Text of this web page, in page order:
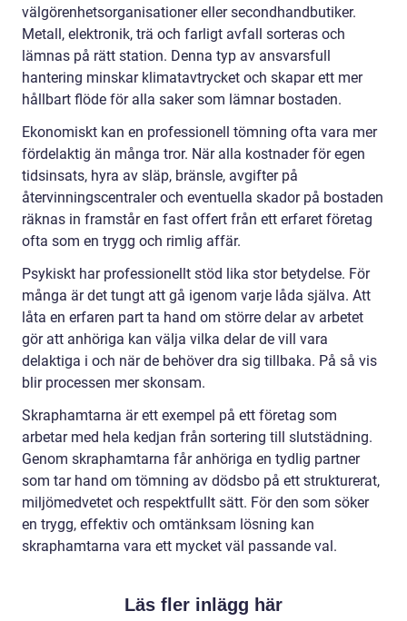
välgörenhetsorganisationer eller secondhandbutiker.
Metall, elektronik, trä och farligt avfall sorteras och
lämnas på rätt station. Denna typ av ansvarsfull
hantering minskar klimatavtrycket och skapar ett mer
hållbart flöde för alla saker som lämnar bostaden.
Ekonomiskt kan en professionell tömning ofta vara mer
fördelaktig än många tror. När alla kostnader för egen
tidsinsats, hyra av släp, bränsle, avgifter på
återvinningscentraler och eventuella skador på bostaden
räknas in framstår en fast offert från ett erfaret företag
ofta som en trygg och rimlig affär.
Psykiskt har professionellt stöd lika stor betydelse. För
många är det tungt att gå igenom varje låda själva. Att
låta en erfaren part ta hand om större delar av arbetet
gör att anhöriga kan välja vilka delar de vill vara
delaktiga i och när de behöver dra sig tillbaka. På så vis
blir processen mer skonsam.
Skraphamtarna är ett exempel på ett företag som
arbetar med hela kedjan från sortering till slutstädning.
Genom skraphamtarna får anhöriga en tydlig partner
som tar hand om tömning av dödsbo på ett strukturerat,
miljömedvetet och respektfullt sätt. För den som söker
en trygg, effektiv och omtänksam lösning kan
skraphamtarna vara ett mycket väl passande val.
Läs fler inlägg här